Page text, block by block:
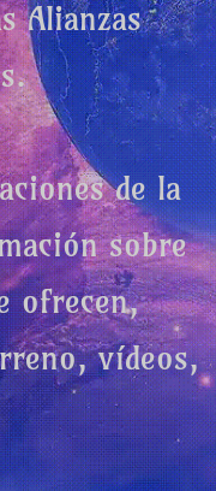
Alianzas
de la
sobre
ofrecen,
vídeos,